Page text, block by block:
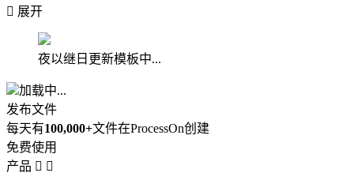
 展开
夜以继日更新模板中...
加载中...
发布文件
每天有100,000+文件在ProcessOn创建
免费使用
产品  